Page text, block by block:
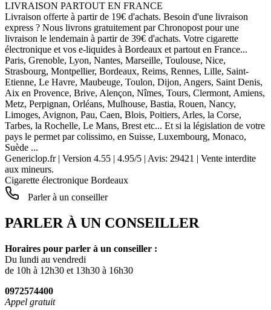
LIVRAISON PARTOUT EN FRANCE
Livraison offerte à partir de 19€ d'achats. Besoin d'une livraison
express ? Nous livrons gratuitement par Chronopost pour une
livraison le lendemain à partir de 39€ d'achats. Votre cigarette
électronique et vos e-liquides à Bordeaux et partout en France...
Paris, Grenoble, Lyon, Nantes, Marseille, Toulouse, Nice,
Strasbourg, Montpellier, Bordeaux, Reims, Rennes, Lille, Saint-
Etienne, Le Havre, Maubeuge, Toulon, Dijon, Angers, Saint Denis,
Aix en Provence, Brive, Alençon, Nîmes, Tours, Clermont, Amiens,
Metz, Perpignan, Orléans, Mulhouse, Bastia, Rouen, Nancy,
Limoges, Avignon, Pau, Caen, Blois, Poitiers, Arles, la Corse,
Tarbes, la Rochelle, Le Mans, Brest etc... Et si la législation de votre
pays le permet par colissimo, en Suisse, Luxembourg, Monaco,
Suède ...
Genericlop.fr| Version 4.55 | 4.95/5 | Avis: 29421 | Vente interdite
aux mineurs.
Cigarette électronique Bordeaux
Parler à un conseiller
PARLER À UN CONSEILLER
Horaires pour parler à un conseiller :
Du lundi au vendredi
de 10h à 12h30 et 13h30 à 16h30
0972574400
Appel gratuit